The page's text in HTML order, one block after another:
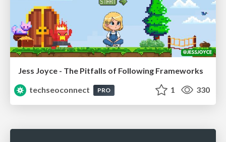
Jess Joyce - The Pitfalls of Following Frameworks
techseoconnect
PRO 1 330